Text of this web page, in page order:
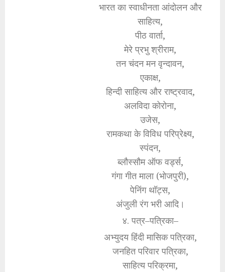
भारत का स्वाधीनता आंदोलन और
साहित्य,
पीठ वार्ता,
मेरे प्रभु श्रीराम,
तन चंदन मन वृन्दावन,
एकाक्ष,
हिन्दी साहित्य और राष्ट्रवाद,
अलविदा कोरोना,
उजेस,
रामकथा के विविध परिप्रेक्ष्य,
स्पंदन,
ब्लौस्सौम ऑफ वर्ड्स,
गंगा गीत माला (भोजपुरी),
पेनिंग थॉट्स,
अंजुली रंग भरी आदि।
४. पत्र–पत्रिका–
अभ्युदय हिंदी मासिक पत्रिका,
जनहित परिवार पत्रिका,
साहित्य परिक्रमा,